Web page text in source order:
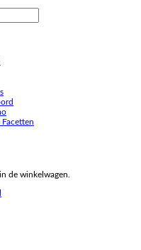
de winkelwagen.